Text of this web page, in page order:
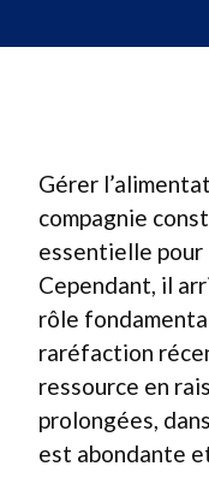
Gérer
compagnie
essentielle
Cependant, il
rôle
raréfaction
ressource en
prolongées,
est abondante